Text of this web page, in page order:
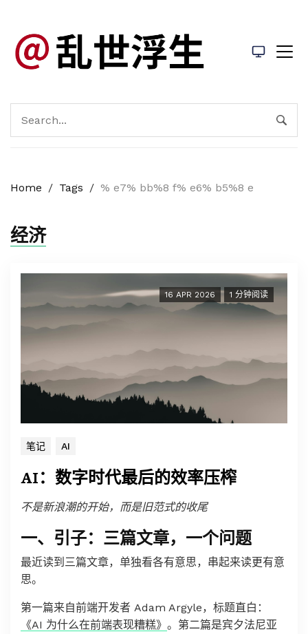
Home / Tags / % e7% bb%8 f% e6% b5%8 e
经济
16 APR 2026 1 分钟阅读
笔记 AI
AI：数字时代最后的效率压榨
不是新浪潮的开始，而是旧范式的收尾
一、引子：三篇文章，一个问题
最近读到三篇文章，单独看各有意思，串起来读更有意
思。
第一篇来自前端开发者 Adam Argyle，标题直白：
《AI 为什么在前端表现糟糕》 。第二篇是宾夕法尼亚